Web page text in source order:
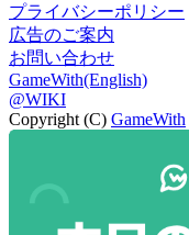
プライバシーポリシー
広告のご案内
お問い合わせ
GameWith(English)
@WIKI
Copyright (C) GameWith